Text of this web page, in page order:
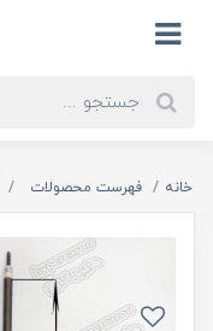
خانه فهرست محصولات